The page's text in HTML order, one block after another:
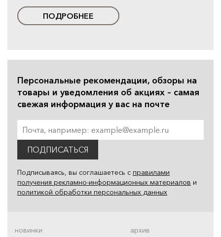
ПОДРОБНЕЕ
Персональные рекомендации, обзоры на
товары и уведомления об акциях – самая
свежая информация у вас на почте
ПОДПИСАТЬСЯ
Подписываясь, вы соглашаетесь с правилами
получения рекламно-информационных материалов и
политикой обработки персональных данных
новинки
архив